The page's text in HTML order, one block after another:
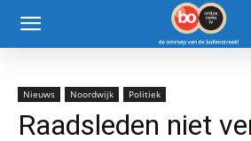
Nieuws Noordwijk Politiek
Raadsleden niet